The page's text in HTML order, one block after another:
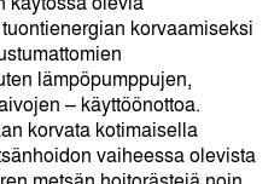
korvaamiseksi
lämpöpumppujen,
– käyttöönottoa.
korvata kotimaisella
vaiheessa olevista